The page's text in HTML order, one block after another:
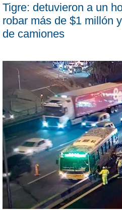
Tigre: detuvieron a un
robar más de $1 millón
de camiones